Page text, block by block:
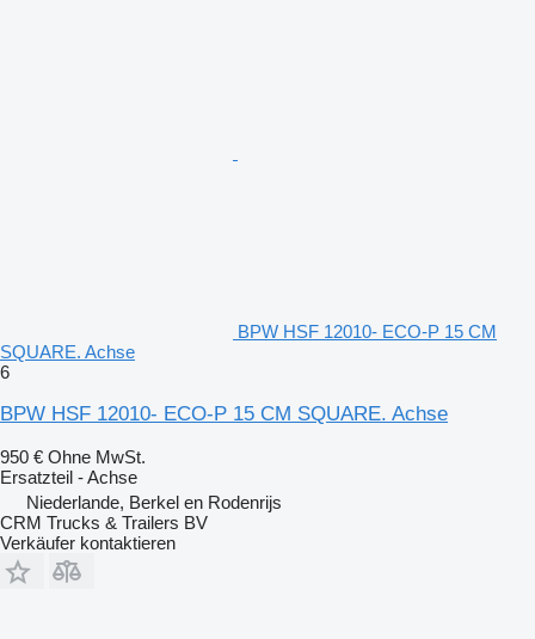
BPW HSF 12010- ECO-P 15 CM
SQUARE. Achse
6
BPW HSF 12010- ECO-P 15 CM SQUARE. Achse
950 € Ohne MwSt.
Ersatzteil - Achse
Niederlande, Berkel en Rodenrijs
CRM Trucks & Trailers BV
Verkäufer kontaktieren